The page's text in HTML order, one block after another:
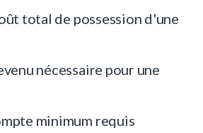
total de possession d'une
nécessaire pour une
minimum requis